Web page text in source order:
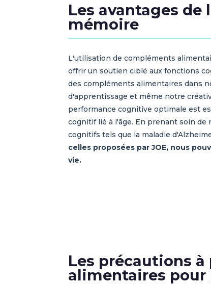
Les avantages
mémoire
L'utilisation de compléments
offrir un soutien ciblé aux fonctions
des compléments alimentaires dans
d'apprentissage et même notre
performance cognitive optimale est
cognitif lié à l'âge. En prenant soin
cognitifs tels que la maladie
celles proposées par JOE, nous
vie.
Les précautions
alimentaires pour